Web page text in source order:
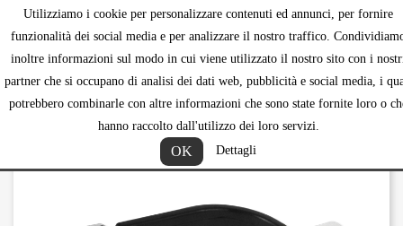
Utilizziamo i cookie per personalizzare contenuti ed annunci, per fornire
funzionalità dei social media e per analizzare il nostro traffico.
inoltre informazioni sul modo in cui viene utilizzato il nostro sito con i
partner che si occupano di analisi dei dati web, pubblicità e social media, i
potrebbero combinarle con altre informazioni che sono state fornite loro o
hanno raccolto dall'utilizzo dei loro servizi.
OK Dettagli
